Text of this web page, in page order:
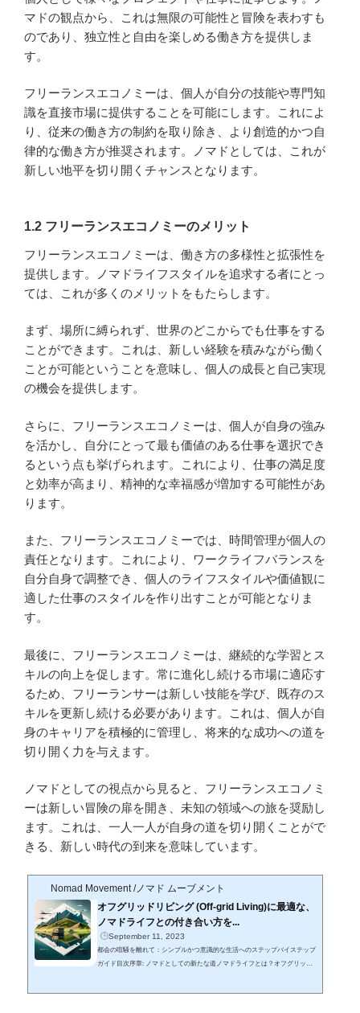
マドの観点から、これは無限の可能性と冒険を表わすも
のであり、独立性と自由を楽しめる働き方を提供しま
す。
フリーランスエコノミーは、個人が自分の技能や専門知
識を直接市場に提供することを可能にします。これによ
り、従来の働き方の制約を取り除き、より創造的かつ自
律的な働き方が推奨されます。ノマドとしては、これが
新しい地平を切り開くチャンスとなります。
1.2 フリーランスエコノミーのメリット
フリーランスエコノミーは、働き方の多様性と拡張性を
提供します。ノマドライフスタイルを追求する者にとっ
ては、これが多くのメリットをもたらします。
まず、場所に縛られず、世界のどこからでも仕事をする
ことができます。これは、新しい経験を積みながら働く
ことが可能ということを意味し、個人の成長と自己実現
の機会を提供します。
さらに、フリーランスエコノミーは、個人が自身の強み
を活かし、自分にとって最も価値のある仕事を選択でき
るという点も挙げられます。これにより、仕事の満足度
と効率が高まり、精神的な幸福感が増加する可能性があ
ります。
また、フリーランスエコノミーでは、時間管理が個人の
責任となります。これにより、ワークライフバランスを
自分自身で調整でき、個人のライフスタイルや価値観に
適した仕事のスタイルを作り出すことが可能となりま
す。
最後に、フリーランスエコノミーは、継続的な学習とス
キルの向上を促します。常に進化し続ける市場に適応す
るため、フリーランサーは新しい技能を学び、既存のス
キルを更新し続ける必要があります。これは、個人が自
身のキャリアを積極的に管理し、将来的な成功への道を
切り開く力を与えます。
ノマドとしての視点から見ると、フリーランスエコノミ
ーは新しい冒険の扉を開き、未知の領域への旅を奨励し
ます。これは、一人一人が自身の道を切り開くことがで
きる、新しい時代の到来を意味しています。
Nomad Movement /ノマド ムーブメント
オフグリッドリビング (Off-grid Living)に最適な、
ノマドライフとの付き合い方を...
September 11, 2023
都会の喧騒を離れて：シンプルかつ意識的な生活へのステップバイステップ
ガイド目次序章: ノマドとしての新たな道ノマドライフとは？オフグリッド